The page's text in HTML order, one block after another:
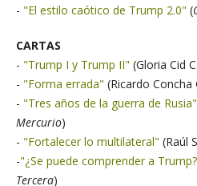
- "El estilo caótico de Trump 2.0" (
CARTAS
- "Trump I y Trump II" (Gloria Cid
- "Forma errada" (Ricardo Concha
- "Tres años de la guerra de Rusia"
Mercurio)
- "Fortalecer lo multilateral" (Raúl
-"¿Se puede comprender a
Tercera)